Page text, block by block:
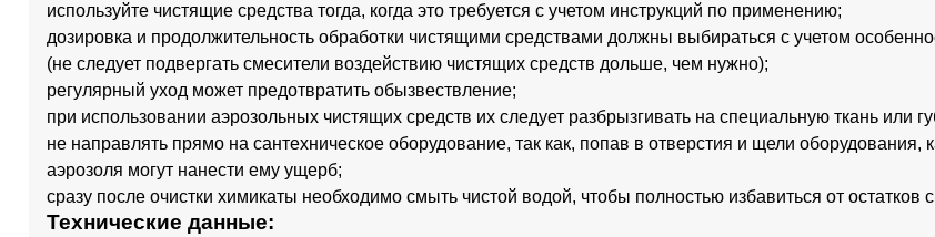
используйте чистящие средства тогда, когда это требуется с учетом инструкций по применению;
дозировка и продолжительность обработки чистящими средствами должны выбираться с учетом
(не следует подвергать смесители воздействию чистящих средств дольше, чем нужно);
регулярный уход может предотвратить обызвествление;
при использовании аэрозольных чистящих средств их следует разбрызгивать на специальную ткань или
не направлять прямо на сантехническое оборудование, так как, попав в отверстия и щели оборудования,
аэрозоля могут нанести ему ущерб;
сразу после очистки химикаты необходимо смыть чистой водой, чтобы полностью избавиться от остатков
Технические данные: